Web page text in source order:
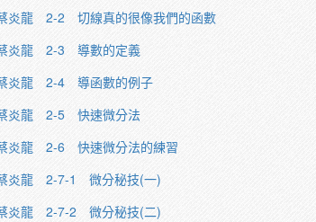
炎龍 2-2 切線真的很像我們的函數
炎龍 2-3 導數的定義
炎龍 2-4 導函數的例子
炎龍 2-5 快速微分法
炎龍 2-6 快速微分法的練習
炎龍 2-7-1 微分秘技(一)
炎龍 2-7-2 微分秘技(二)